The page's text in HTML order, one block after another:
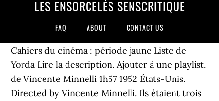
LES ENSORCELÉS SENSCRITIQUE
FAQ ABOUT CONTACT US
Cahiers du cinéma : période jaune Liste de
Yorda Lire la description. Ajouter à une playlist.
de Vincente Minnelli 1h57 1952 États-Unis.
Directed by Vincente Minnelli. Ils étaient trois